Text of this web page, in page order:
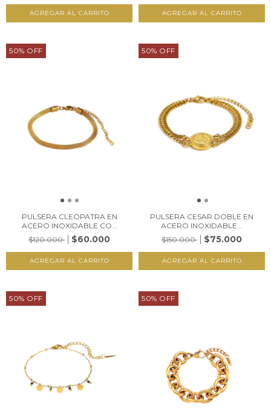
50% OFF
PULSERA CLEOPATRA EN
ACERO INOXIDABLE CO...
$120.000
$60.000
50% OFF
PULSERA CESAR DOBLE EN
ACERO INOXIDABLE...
$150.000
$75.000
50% OFF 50% OFF